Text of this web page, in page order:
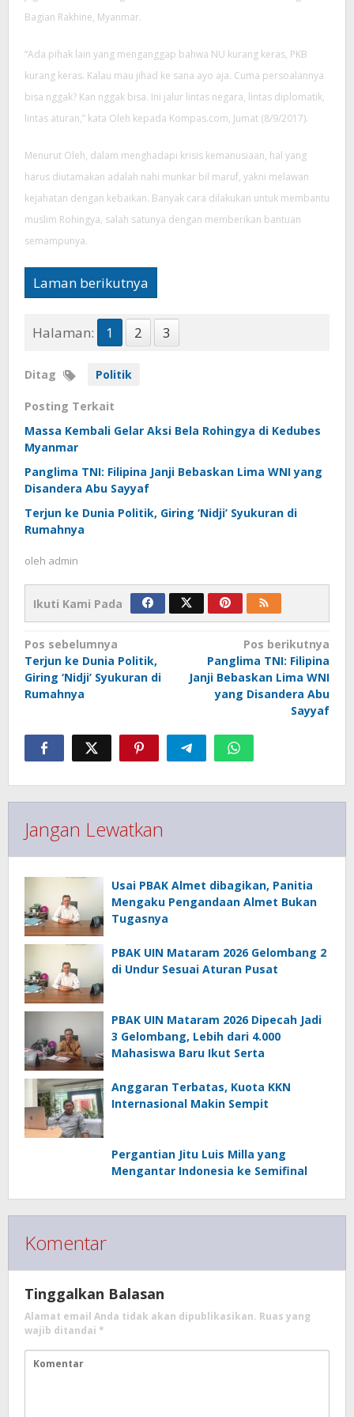
Bagian Rakhine, Myanmar.
“Ada pihak lain yang menganggap bahwa NU kurang keras, PKB
kurang keras. Kalau mau jihad ke sana ayo aja. Cuma persoalannya
bisa nggak? Kan nggak bisa. Ini jalur lintas negara, lintas diplomatik,
lintas aturan,” kata Oleh kepada Kompas.com, Jumat (8/9/2017).
Menurut Oleh, dalam menghadapi krisis kemanusiaan, hal yang
harus diutamakan adalah nahi munkar bil maruf, yakni melawan
kejahatan dengan kebaikan. Banyak cara dilakukan untuk membantu
muslim Rohingya, salah satunya dengan memberikan bantuan
semampunya.
Laman berikutnya
Halaman: 1 2 3
Ditag Politik
Posting Terkait
Massa Kembali Gelar Aksi Bela Rohingya di Kedubes
Myanmar
Panglima TNI: Filipina Janji Bebaskan Lima WNI yang
Disandera Abu Sayyaf
Terjun ke Dunia Politik, Giring ‘Nidji’ Syukuran di
Rumahnya
oleh admin
Ikuti Kami Pada
Navigasi
pos
Pos sebelumnya
Terjun ke Dunia Politik,
Giring ‘Nidji’ Syukuran di
Rumahnya
Pos berikutnya
Panglima TNI: Filipina
Janji Bebaskan Lima WNI
yang Disandera Abu
Sayyaf
Jangan Lewatkan
Usai PBAK Almet dibagikan, Panitia
Mengaku Pengandaan Almet Bukan
Tugasnya
PBAK UIN Mataram 2026 Gelombang 2
di Undur Sesuai Aturan Pusat
PBAK UIN Mataram 2026 Dipecah Jadi
3 Gelombang, Lebih dari 4.000
Mahasiswa Baru Ikut Serta
Anggaran Terbatas, Kuota KKN
Internasional Makin Sempit
Pergantian Jitu Luis Milla yang
Mengantar Indonesia ke Semifinal
Komentar
Tinggalkan Balasan
Alamat email Anda tidak akan dipublikasikan. Ruas yang
wajib ditandai *